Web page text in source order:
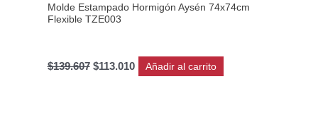
Molde Estampado Hormigón Aysén 74x74cm
Flexible TZE003
$139.607 $113.010 Añadir al carrito